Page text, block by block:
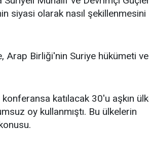
siyasi olarak nasıl şekillenmesini
Arap Birliği'nin Suriye hükümeti ve
konferansa katılacak 30'u aşkın
oy kullanmıştı. Bu ülkelerin